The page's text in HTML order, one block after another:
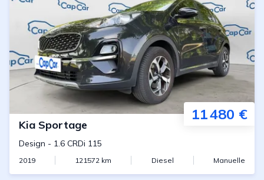
11 480 €
Kia Sportage
Design - 1.6 CRDi 115
2019 121572 km Diesel Manuelle